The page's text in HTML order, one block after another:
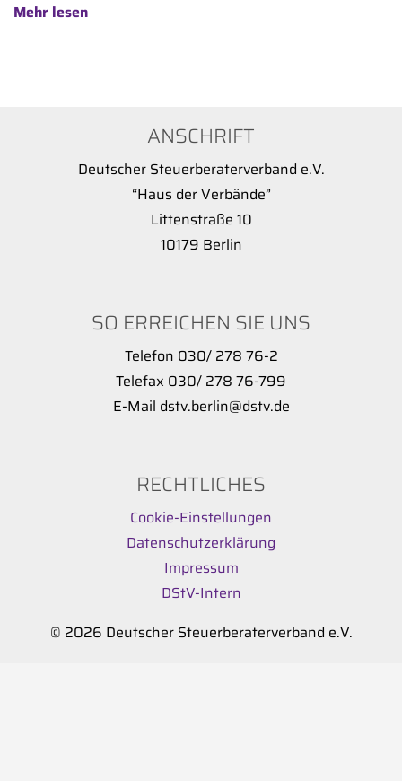
Mehr lesen
ANSCHRIFT
Deutscher Steuerberaterverband e.V.
“Haus der Verbände”
Littenstraße 10
10179 Berlin
SO ERREICHEN SIE UNS
Telefon 030/ 278 76-2
Telefax 030/ 278 76-799
E-Mail dstv.berlin@dstv.de
RECHTLICHES
Cookie-Einstellungen
Datenschutzerklärung
Impressum
DStV-Intern
© 2026 Deutscher Steuerberaterverband e.V.